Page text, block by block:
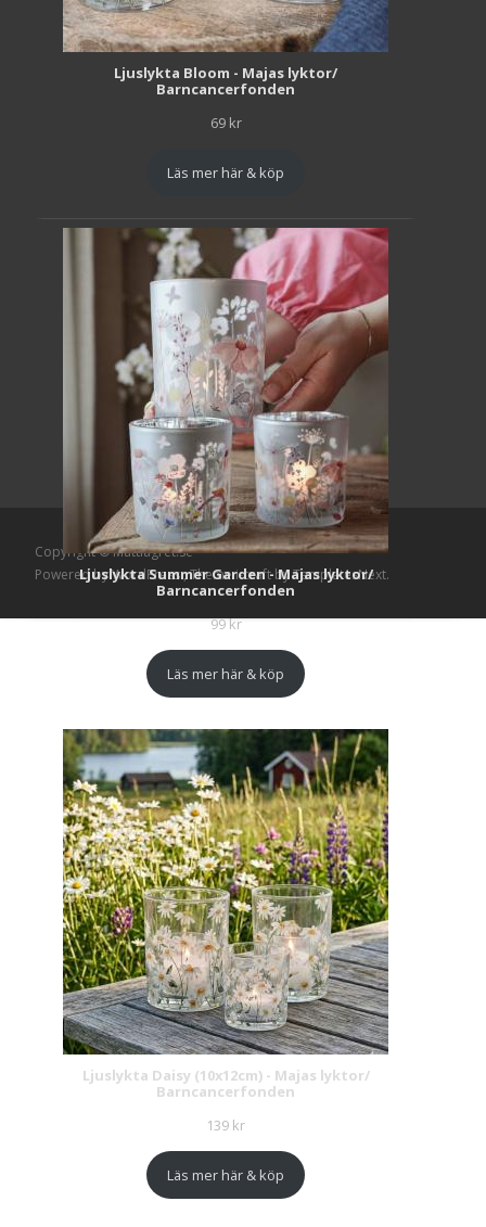
Ljuslykta Bloom - Majas lyktor/
Barncancerfonden
69 kr
Läs mer här & köp
Ljuslykta Summer Garden - Majas lyktor/
Barncancerfonden
99kr
Läs mer här & köp
Ljuslykta Daisy (10x12cm) - Majas lyktor/
Barncancerfonden
139 kr
Läs mer här & köp
Copyright © Mattlagret.se
Powered by WordPress, Themei-craftby TemplatesNext.